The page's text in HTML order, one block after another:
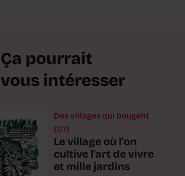
Ça pourrait
vous intéresser
Des villages qui bougent
(7/7)
Le village où l'on
cultive l'art de vivre
et mille jardins